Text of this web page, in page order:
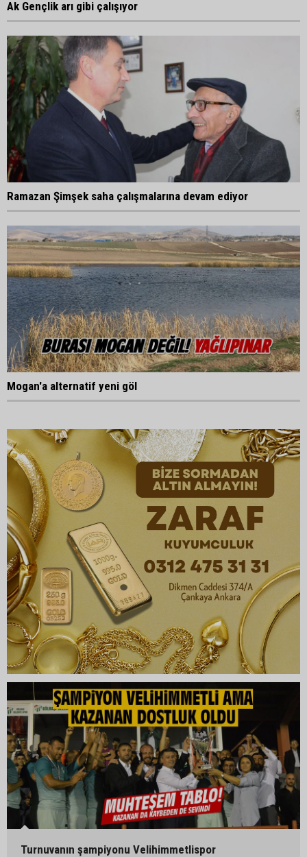
Ak Gençlik arı gibi çalışıyor
Ramazan Şimşek saha çalışmalarına devam ediyor
Mogan'a alternatif yeni göl
Turnuvanın şampiyonu Velihimmetlispor